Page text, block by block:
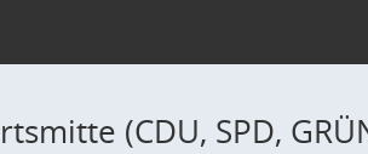
(CDU, SPD,